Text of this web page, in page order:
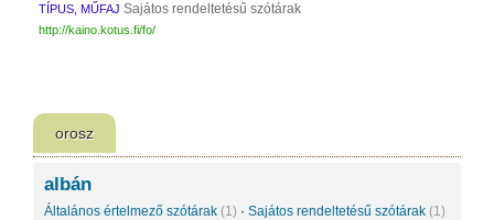
TÍPUS, MŰFAJ Sajátos rendeltetésű szótárak
http://kaino.kotus.fi/fo/
orosz
albán
Általános értelmező szótárak (1) · Sajátos rendeltetésű szótárak (1)